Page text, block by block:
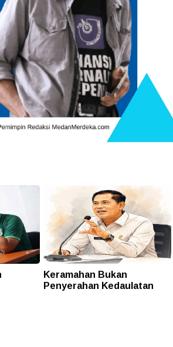
Keramahan Bukan
Penyerahan Kedaulatan